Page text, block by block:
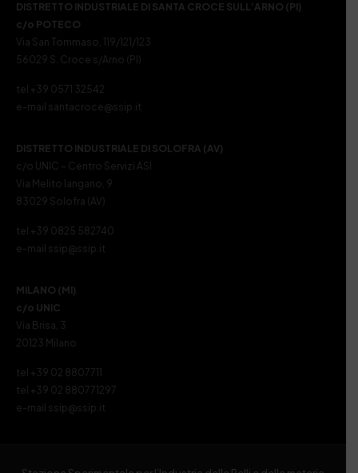
DISTRETTO INDUSTRIALE DI SANTA CROCE SULL’ARNO (PI)
c/o POTECO
Via San Tommaso, 119/121/123
56029 S. Croce s/Arno (PI)
tel +39 0571 32542
e-mail santacroce@ssip.it
DISTRETTO INDUSTRIALE DI SOLOFRA (AV)
c/o UNIC – Centro Servizi ASI
Via Melito Iangano, 9
83029 Solofra (AV)
tel +39 0825 582740
e-mail ssip@ssip.it
MILANO (MI)
c/o UNIC
Via Brisa, 3
20123 Milano
tel +39 02 8807711
tel +39 02 880771297
e-mail ssip@ssip.it